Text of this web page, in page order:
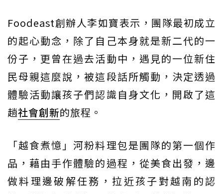
Foodeast創辦人李如寶表示，團隊最初成立
的起心動念，除了自己本身就是新二代的一
份子，更曾在過去活動中，遇見的一位新住
民母親這麼說，被這段話所觸動，決定透過
體驗活動讓孩子們認識自身文化，開啟了這
趟社會創新的旅程。
「越食煮憶」河粉料理包是團隊的第一個作
品，藉由手作體驗的過程，從美食出發，邊
做料理邊破解任務，拉近孩子對越南的認